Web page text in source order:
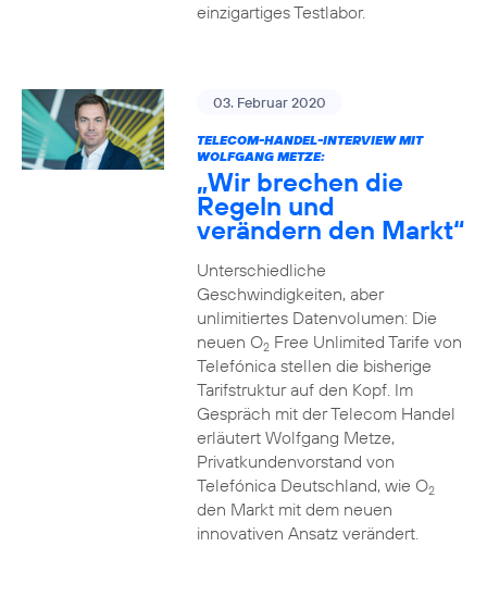
einzigartiges Testlabor.
03. Februar 2020
TELECOM-HANDEL-INTERVIEW MIT
WOLFGANG METZE:
„Wir brechen die
Regeln und
verändern den Markt“
Unterschiedliche
Geschwindigkeiten, aber
unlimitiertes Datenvolumen: Die
neuen O2Free Unlimited Tarife von
Telefónica stellen die bisherige
Tarifstruktur auf den Kopf. Im
Gespräch mit der Telecom Handel
erläutert Wolfgang Metze,
Privatkundenvorstand von
Telefónica Deutschland, wie O2
den Markt mit dem neuen
innovativen Ansatz verändert.